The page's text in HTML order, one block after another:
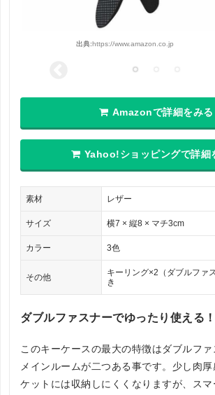
出典: https://www.amazon.co.jp
Amazonで詳細をみる
Yahoo!ショッピングで詳細
素材 レザー
サイズ 横7 × 縦8 × マチ3cm
カラー 3色
その他
キーリング×2（ダブルファ
き
ダブルファスナーでゆったり使える！
このキーケースの最大の特徴はダブルフ
メインルームが二つある事です。少し肉
ケットには収納しにくくなりますが、ス